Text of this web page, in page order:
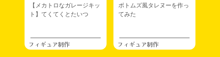
【メカトロなガレージキッ
ト】てくてくとたいつ
フィギュア制作
ボトムズ風タレヌーを作っ
てみた
フィギュア制作